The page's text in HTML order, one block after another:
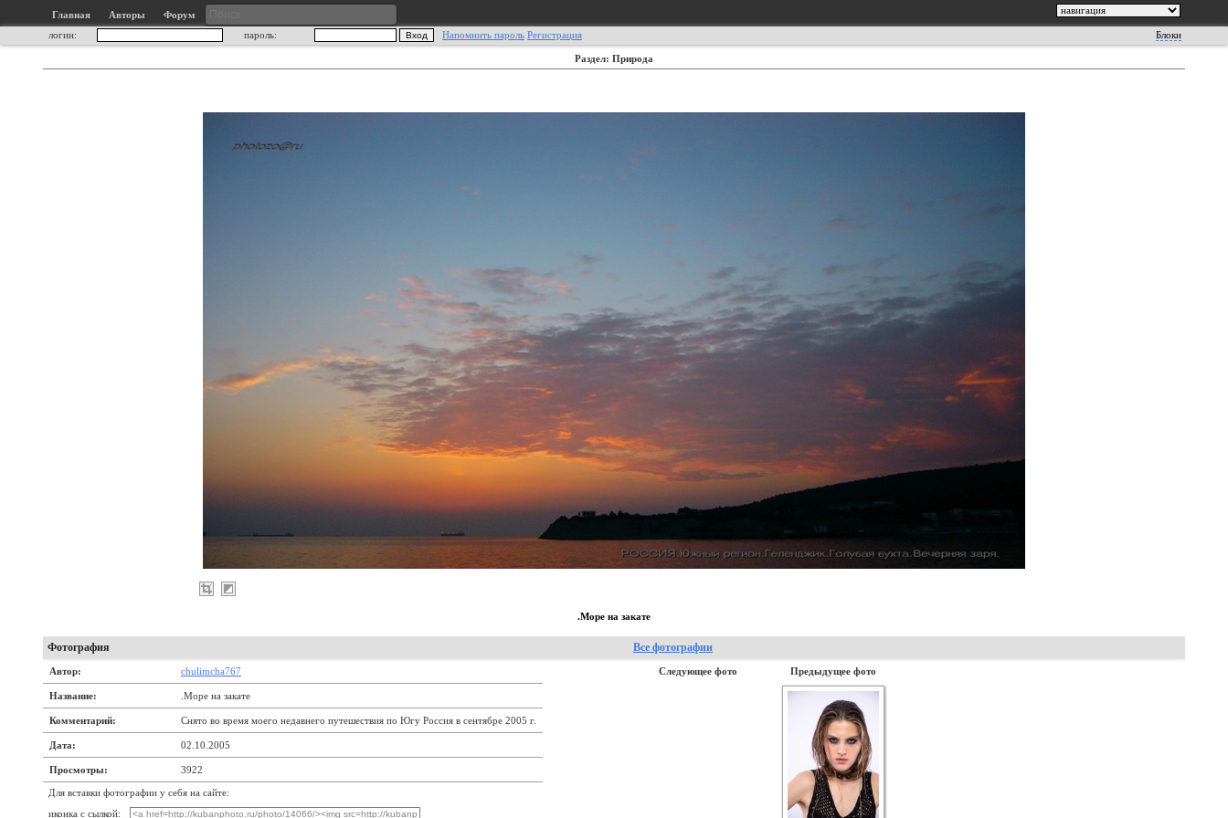
Главная Авторы
Форум
логин:
пароль: Напомнить пароль Регистрация Блоки
Раздел: Природа
.Море на закате
Фотография Все фотографии
Автор: chulimcha767
Название: .Море на закате
Комментарий: Снято во время моего недавнего путешествия по Югу Россия в сентябре 2005 г.
Дата: 02.10.2005
Просмотры: 3922
Для вставки фотографии у себя на сайте:
иконка с сылкой:
Следующее фото Предыдущее фото